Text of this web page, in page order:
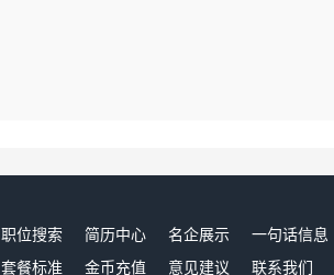
职位搜索 简历中心 名企展示 一句话信息
套餐标准
金币充值 意见建议 联系我们